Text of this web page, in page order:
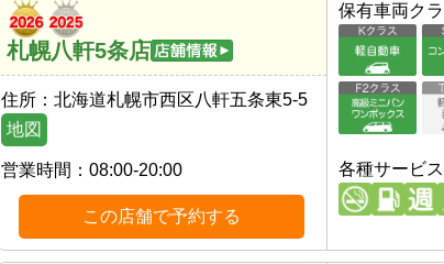
札幌八軒5条店
住所： 北海道札幌市西区八軒五条東5-5
地図
営業時間： 08:00-20:00
この店舗で予約する
保有車両ク
各種サービス